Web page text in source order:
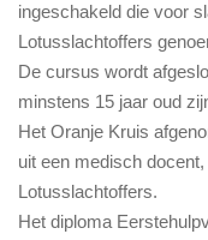
ingeschakeld die voor
Lotusslachtoffers
De cursus wordt
minstens 15 jaar oud
Het Oranje Kruis
uit een medisch
Lotusslachtoffers.
Het diploma